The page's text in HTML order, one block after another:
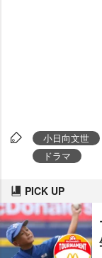
小日向文世
ドラマ
PICK UP